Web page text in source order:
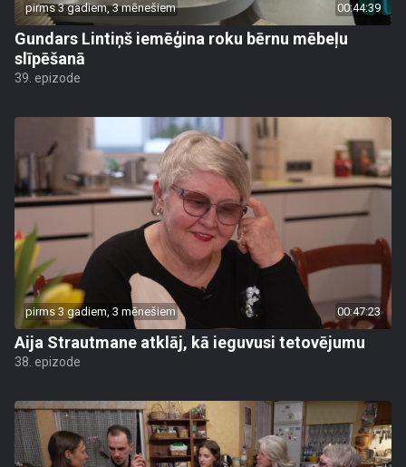
pirms 3 gadiem, 3 mēnešiem 00:44:39
Gundars Lintiņš iemēģina roku bērnu mēbeļu
slīpēšanā
39. epizode
pirms 3 gadiem, 3 mēnešiem 00:47:23
Aija Strautmane atklāj, kā ieguvusi tetovējumu
38. epizode